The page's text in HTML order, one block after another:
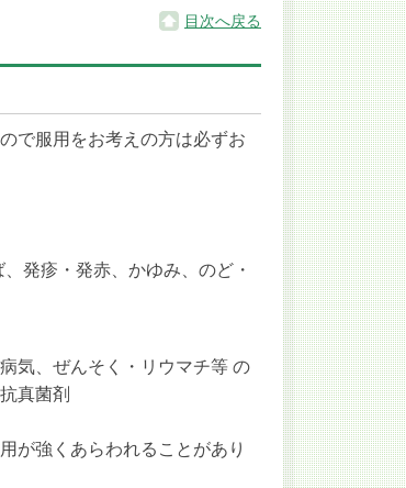
目次へ戻る
で服用をお考えの方は必ずお
発疹・発赤、かゆみ、のど・
気、ぜんそく・リウマチ等 の
真菌剤
が強くあらわれることがあり